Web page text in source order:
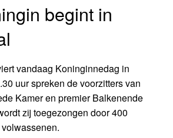
begint in
vandaag Koninginnedag in
uur spreken de voorzitters van
Kamer en premier Balkenende
zij toegezongen door 400